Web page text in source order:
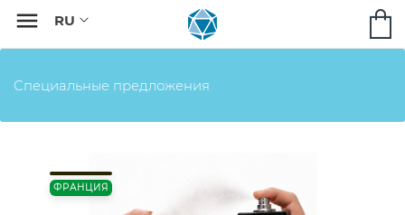

Специальные предложения
ФРАНЦИЯ